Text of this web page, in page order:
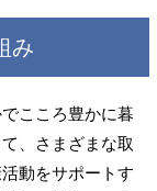
み
こころ豊かに暮
、さまざまな取
動をサポートす